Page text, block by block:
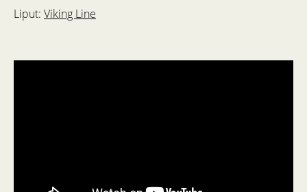
Liput: Viking Line